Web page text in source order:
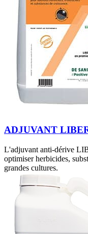
ADJUVANT
L'adjuvant anti-dérive
optimiser herbicides,
grandes cultures.